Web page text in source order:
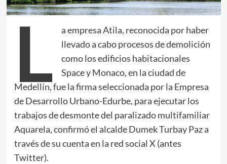
L
a empresa Atila, reconocida por haber
llevado a cabo procesos de demolición
como los edificios habitacionales
Space y Monaco, en la ciudad de
Medellín, fue la firma seleccionada por la Empresa
de Desarrollo Urbano-Edurbe, para ejecutar los
trabajos de desmonte del paralizado multifamiliar
Aquarela, confirmó el alcalde Dumek Turbay Paz a
través de su cuenta en la red social X (antes
Twitter).